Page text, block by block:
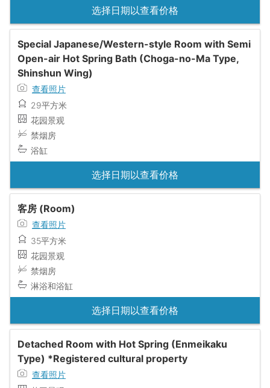
选择日期以查看价格
Special Japanese/Western-style Room with Semi
Open-air Hot Spring Bath (Choga-no-Ma Type,
Shinshun Wing)
查看照片
29平方米
花园景观
禁烟房
浴缸
选择日期以查看价格
客房 (Room)
查看照片
35平方米
花园景观
禁烟房
淋浴和浴缸
选择日期以查看价格
Detached Room with Hot Spring (Enmeikaku
Type) *Registered cultural property
查看照片